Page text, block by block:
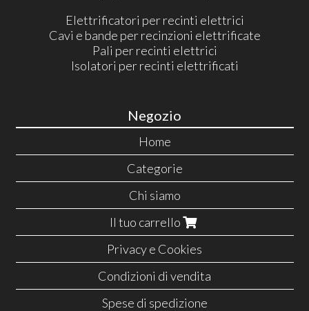
Elettrificatori per recinti elettrici
Cavi e bande per recinzioni elettrificate
Pali per recinti elettrici
Isolatori per recinti elettrificati
Negozio
Home
Categorie
Chi siamo
Il tuo carrello
Privacy e Cookies
Condizioni di vendita
Spese di spedizione